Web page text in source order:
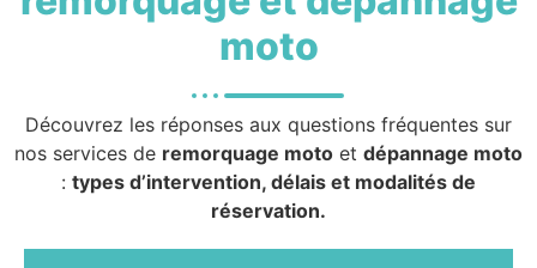
moto
Découvrez les réponses aux questions fréquentes sur
nos services de remorquage moto et dépannage moto
: types d’intervention, délais et modalités de
réservation.